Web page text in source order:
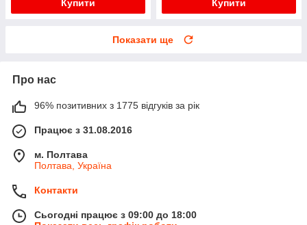
Купити Купити
Показати ще
Про нас
96% позитивних з 1775 відгуків за рік
Працює з 31.08.2016
м. Полтава
Полтава, Україна
Контакти
Сьогодні працює з 09:00 до 18:00